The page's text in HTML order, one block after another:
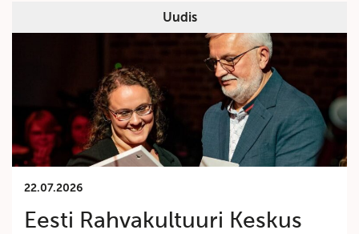
Uudis
22.07.2026
Eesti Rahvakultuuri Keskus